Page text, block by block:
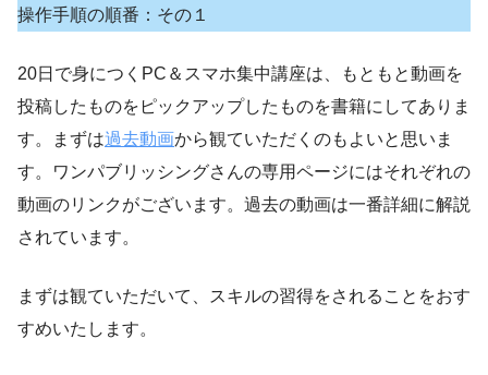
操作手順の順番：その１
20日で身につくPC＆スマホ集中講座は、もともと動画を
投稿したものをピックアップしたものを書籍にしてありま
す。まずは過去動画から観ていただくのもよいと思いま
す。ワンパブリッシングさんの専用ページにはそれぞれの
動画のリンクがございます。過去の動画は一番詳細に解説
されています。
まずは観ていただいて、スキルの習得をされることをおす
すめいたします。